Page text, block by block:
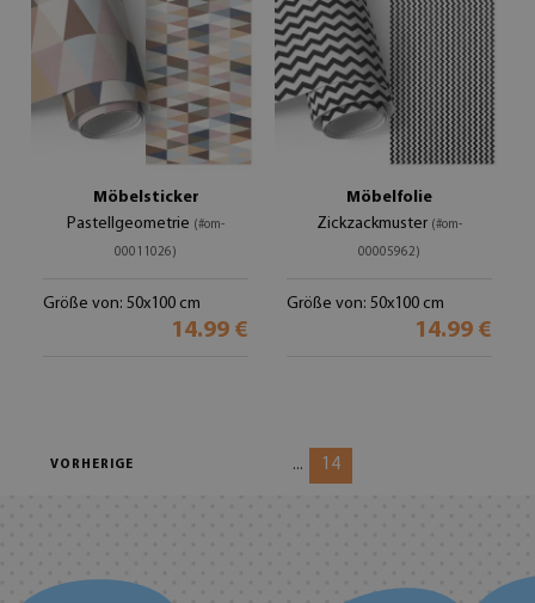
Möbelsticker
Pastellgeometrie (#om-
00011026)
Größe von: 50x100 cm
14.99 €
Möbelfolie
Zickzackmuster (#om-
00005962)
Größe von: 50x100 cm
14.99 €
VORHERIGE ... 14